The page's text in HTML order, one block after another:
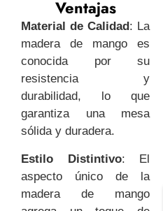
Ventajas
Material de Calidad : La
madera de mango es
conocida por su
resistencia y
durabilidad, lo que
garantiza una mesa
sólida y duradera.
Estilo Distintivo: El
aspecto único de la
madera de mango